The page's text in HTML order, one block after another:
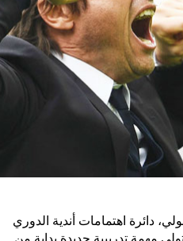
دائرة اهتمامات أندية الدوري
مهمة تدريبية جديدة بداية من